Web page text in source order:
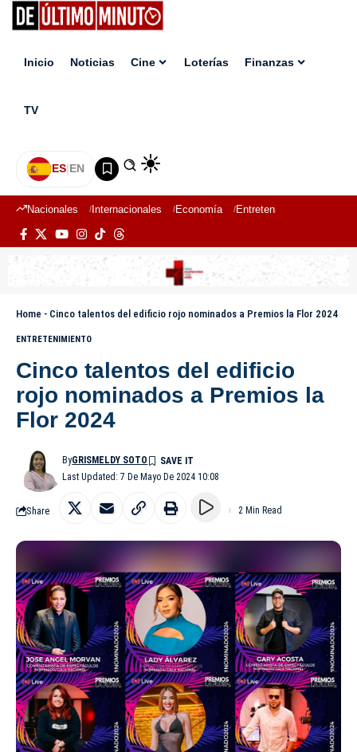
Inicio Noticias Cine Loterías Finanzas
TV
ES|EN
Nacionales Internacionales Economía Entretenimiento
Home - Cinco talentos del edificio rojo nominados a Premios la Flor 2024
ENTRETENIMIENTO
Cinco talentos del edificio
rojo nominados a Premios la
Flor 2024
Last Updated: 7 De Mayo De 2024 10:08
ByGRISMELDY SOTO
Share 2 Min Read